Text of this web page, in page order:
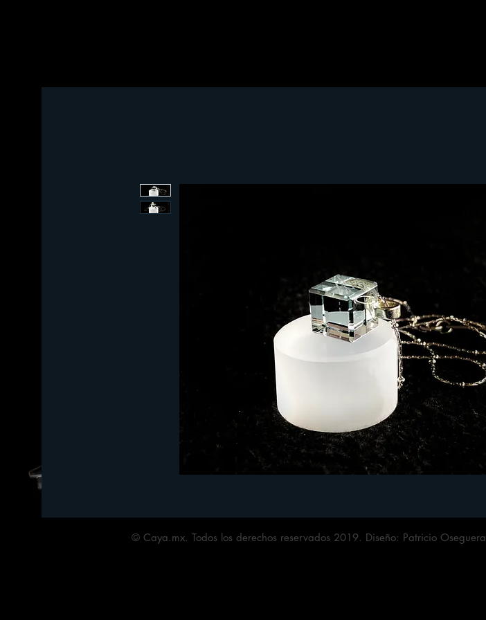
© Caya.mx. Todos los derechos reservados 2019. Diseño: Patricio Oseguera